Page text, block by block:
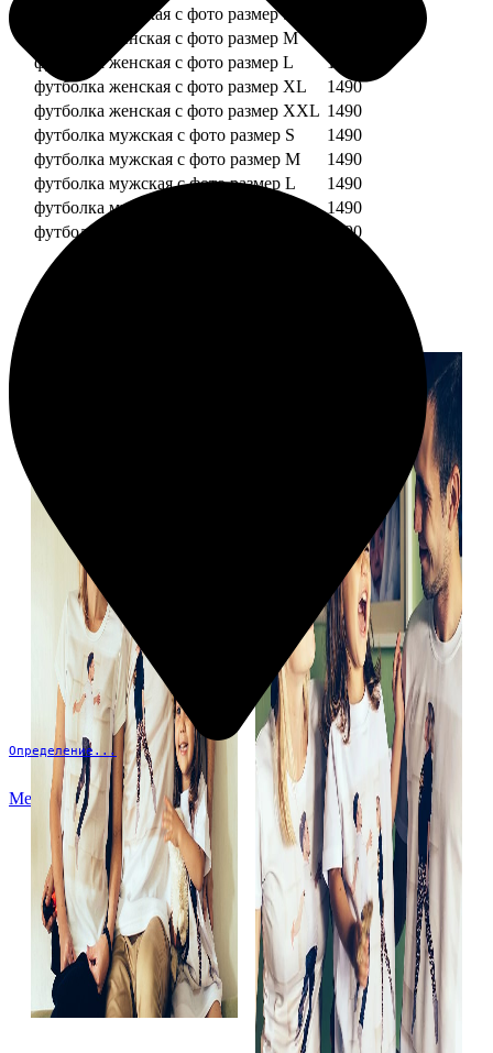
Определение...
Меню
футболка женская с фото размер S
футболка женская с фото размер M
футболка женская с фото размер L
1490
футболка женская с фото размер XL
1490
футболка женская с фото размер XXL 1490
футболка мужская с фото размер S
1490
футболка мужская с фото размер M
1490
футболка мужская с фото размер L
1490
футболка мужская с фото размер XL
1490
футболка мужская с фото размер XXL
1490